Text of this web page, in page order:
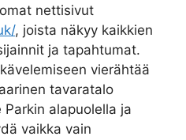
nettisivut
, joista näkyy kaikkien
ja tapahtumat.
vierähtää
tavaratalo
alapuolella ja
vaikka vain